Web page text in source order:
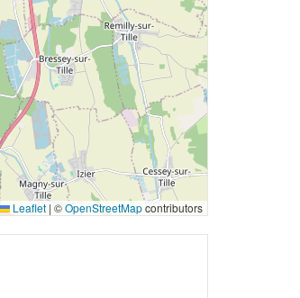
Leaflet | ©OpenStreetMapcontributors